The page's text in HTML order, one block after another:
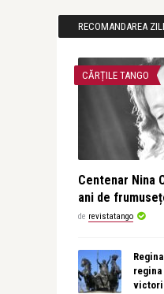
RECOMANDAREA
CĂRȚILE TANGO
Centenar Nina
ani de
de revistatango
regina